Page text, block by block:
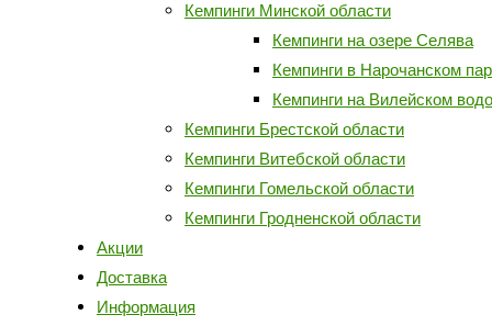
Кемпинги Минской области
Кемпинги на озере Селява
Кемпинги в Нарочанском
Кемпинги на Вилейском
Кемпинги Брестской области
Кемпинги Витебской области
Кемпинги Гомельской области
Кемпинги Гродненской области
Акции
Доставка
Информация